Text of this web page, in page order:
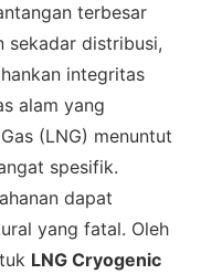
terbesar
sekadar distribusi,
integritas
alam yang
(LNG) menuntut
spesifik.
dapat
yang fatal. Oleh
LNG Cryogenic